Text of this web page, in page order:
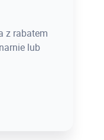
Bird na
w
z rabatem
lub